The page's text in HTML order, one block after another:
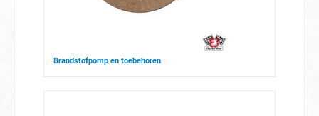
Brandstofpomp en toebehoren